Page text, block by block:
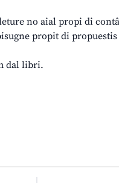
no aial propi di
propit di
dal libri.